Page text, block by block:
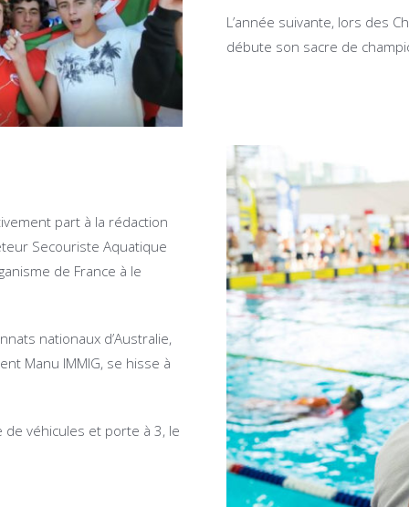
L’année suivante, lors des
débute son sacre de
part à la rédaction
Secouriste Aquatique
de France à le
nationaux d’Australie,
Manu IMMIG, se hisse à
de véhicules et porte à 3, le